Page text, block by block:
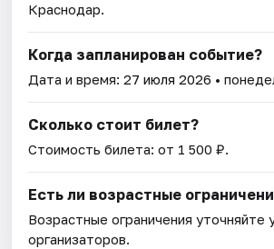
Краснодар.
Когда запланирован событие?
Дата и время:27 июля 2026 •
Сколько стоит билет?
Стоимость билета: от 1 500 ₽.
Есть ли возрастные
Возрастные ограничения уточняйте
организаторов.